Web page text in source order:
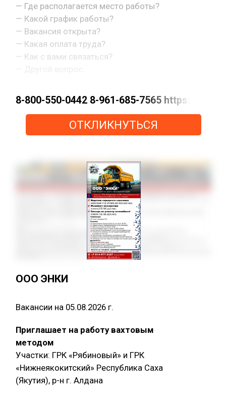
— Где располагается место работы?
— Какой график работы?
— Вакансия открыта?
— Какая оплата труда?
— Как с вами связаться?
8-800-550-0442 8-961-685-7565 https://
ОТКЛИКНУТЬСЯ
ООО ЭНКИ
Вакансии на 05.08.2026 г.
Приглашает на работу вахтовым
методом
Участки: ГРК «Рябиновый» и ГРК
«Нижнеякокитский» Республика Саха
(Якутия), р-н г. Алдана